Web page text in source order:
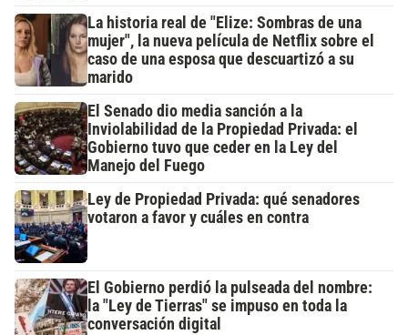
La historia real de "Elize: Sombras de una
mujer", la nueva película de Netflix sobre el
caso de una esposa que descuartizó a su
marido
El Senado dio media sanción a la
Inviolabilidad de la Propiedad Privada: el
Gobierno tuvo que ceder en la Ley del
Manejo del Fuego
Ley de Propiedad Privada: qué senadores
votaron a favor y cuáles en contra
El Gobierno perdió la pulseada del nombre:
la "Ley de Tierras" se impuso en toda la
conversación digital